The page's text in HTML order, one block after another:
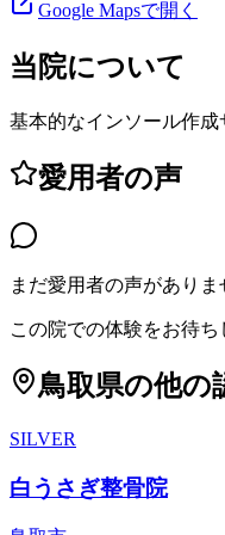
Google Mapsで開く
当院について
基本的なインソール作成
愛用者の声
まだ愛用者の声がありま
この院での体験をお待ち
鳥取県の他の
SILVER
白うさぎ整骨院